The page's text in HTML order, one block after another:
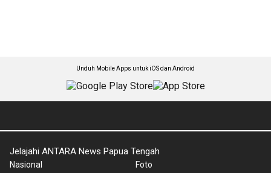
Unduh Mobile Apps untuk iOS dan Android
Jelajahi ANTARA News Papua Tengah
Nasional
Foto